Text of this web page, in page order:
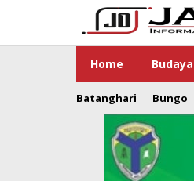
Home Budaya
Batanghari Bungo